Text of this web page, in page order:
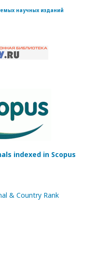
научных изданий
indexed in Scopus